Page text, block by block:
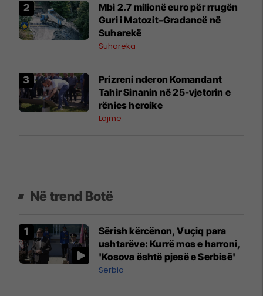
Mbi 2.7 milionë euro për rrugën
Guri i Matozit–Gradancë në
Suharekë
Suhareka
Prizreni nderon Komandant
Tahir Sinanin në 25-vjetorin e
rënies heroike
Lajme
Në trend Botë
Sërish kërcënon, Vuçiq para
ushtarëve: Kurrë mos e harroni,
'Kosova është pjesë e Serbisë'
Serbia